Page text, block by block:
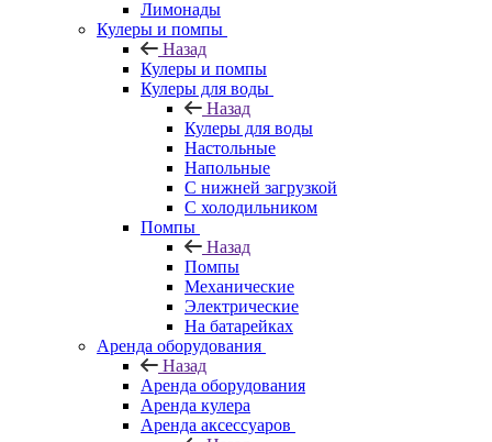
Лимонады
Кулеры и помпы
Назад
Кулеры и помпы
Кулеры для воды
Назад
Кулеры для воды
Настольные
Напольные
С нижней загрузкой
С холодильником
Помпы
Назад
Помпы
Механические
Электрические
На батарейках
Аренда оборудования
Назад
Аренда оборудования
Аренда кулера
Аренда аксессуаров